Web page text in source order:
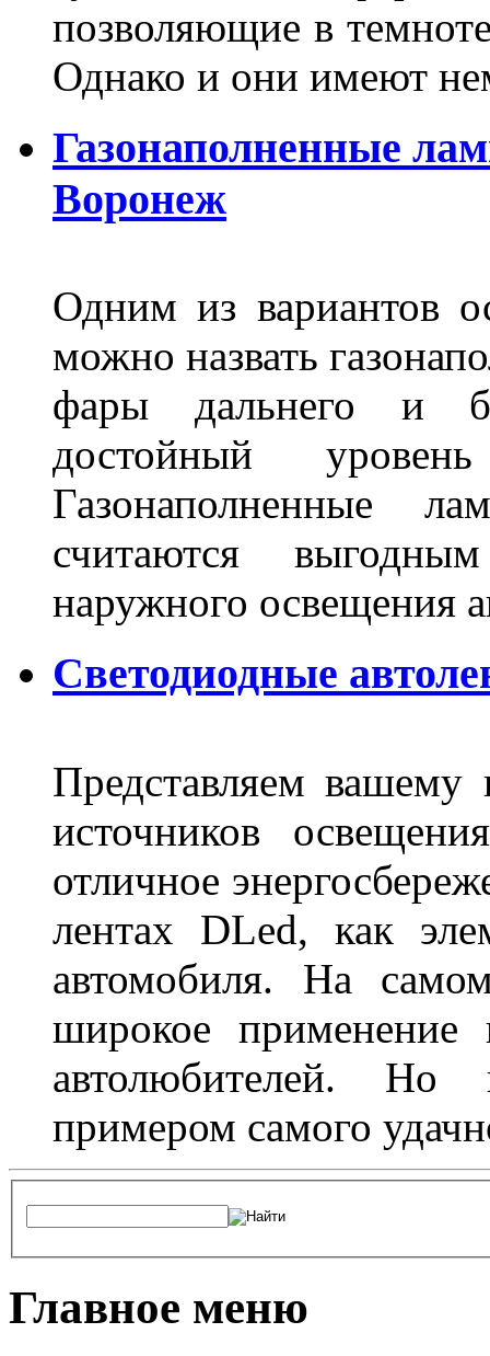
позволяющие в
Однако и они имеют
Газонаполненные
Воронеж
Одним из вариантов
можно назвать
фары дальнего и
достойный
Газонаполненные
считаются
наружного освещения
Светодиодные
Представляем
источников
отличное
лентах DLed, как
автомобиля. На
широкое
автолюбителей. Но
примером самого
Главное меню